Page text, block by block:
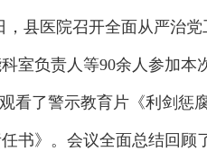
，县医院召开全面从严治
室负责人等90余人参加本
看了警示教育片《利剑惩
书》。会议全面总结回